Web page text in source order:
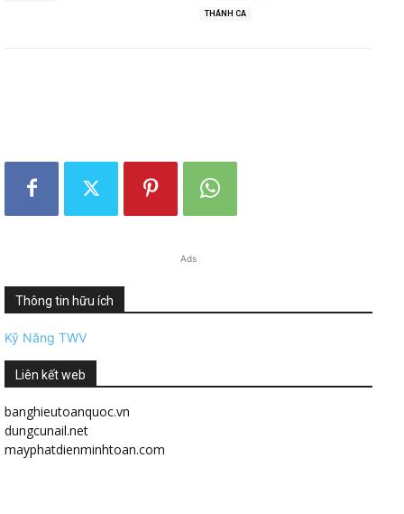
THÁNH CA
Ads
Thông tin hữu ích
Kỹ Năng TWV
Liên kết web
banghieutoanquoc.vn
dungcunail.net
mayphatdienminhtoan.com